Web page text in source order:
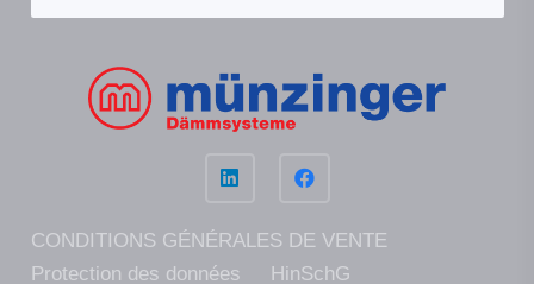
CONDITIONS GÉNÉRALES DE VENTE
Protection des données
HinSchG